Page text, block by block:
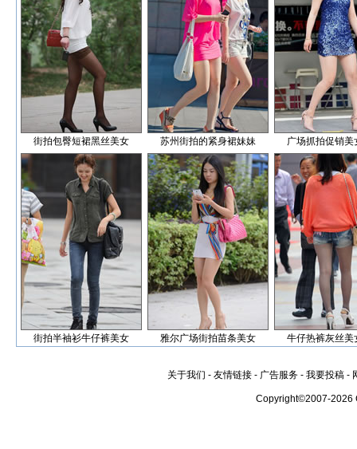
街拍包臀短裙黑丝美女 苏州街拍的紧身裙妹妹 广场抓拍促销美
街拍半袖衫牛仔裤美女 雅尔广场街拍苗条美女 牛仔热裤灰丝美
关于我们 - 友情链接 - 广告服务 - 我要投稿 -
Copyright©2007-2026